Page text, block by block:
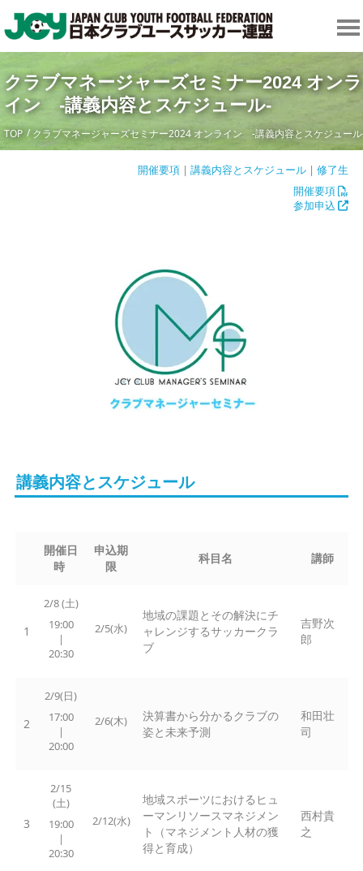
クラブマネージャーズセミナー2024 オンラ
イン -講義内容とスケジュール-
TOP クラブマネージャーズセミナー2024 オンライン -講義内容とスケジュー
開催要項| 講義内容とスケジュール| 修了生
開催要項
参加申込
講義内容とスケジュール
開催日
時
申込期
限
科目名 講師
1
2/8 (土)
19:00
|
20:30
2/5(水)
地域の課題とその解決にチ
ャレンジするサッカークラ
ブ
吉野次
郎
2
2/9(日)
17:00
|
20:00
2/6(木)
決算書から分かるクラブの
姿と未来予測
和田壮
司
3
2/15
(土)
19:00
|
20:30
2/12(水)
地域スポーツにおけるヒュ
ーマンリソースマネジメン
ト（マネジメント人材の獲
得と育成）
西村貴
之